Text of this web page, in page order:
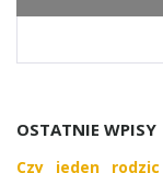
OSTATNIE WPISY
Czy jeden